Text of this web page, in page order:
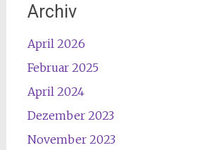
Archiv
April 2026
Februar 2025
April 2024
Dezember 2023
November 2023